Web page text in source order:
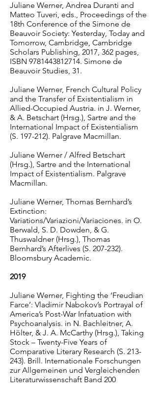
Juliane Werner, Andrea Duranti and
Matteo Tuveri, eds., Proceedings of the
18th Conference of the Simone de
Beauvoir Society: Yesterday, Today and
Tomorrow, Cambridge, Cambridge
Scholars Publishing, 2017, 362 pages,
ISBN 9781443812714. Simone de
Beauvoir Studies, 31.
Juliane Werner, French Cultural Policy
and the Transfer of Existentialism in
Allied-Occupied Austria. in J. Werner,
& A. Betschart (Hrsg.), Sartre and the
International Impact of Existentialism
(S. 197-212). Palgrave Macmillan.
Juliane Werner / Alfred Betschart
(Hrsg.), Sartre and the International
Impact of Existentialism. Palgrave
Macmillan.
Juliane Werner, Thomas Bernhard’s
Extinction:
Variations/Variazioni/Variaciones. in O.
Berwald, S. D. Dowden, & G.
Thuswaldner (Hrsg.), Thomas
Bernhard’s Afterlives (S. 207-232).
Bloomsbury Academic.
2019
Juliane Werner, Fighting the ‘Freudian
Farce’: Vladimir Nabokov’s Portrayal of
America’s Post-War Infatuation with
Psychoanalysis. in N. Bachleitner, A.
Hölter, & J. A. McCarthy (Hrsg.), Taking
Stock – Twenty-Five Years of
Comparative Literary Research (S. 213-
243). Brill. Internationale Forschungen
zur Allgemeinen und Vergleichenden
Literaturwissenschaft Band 200